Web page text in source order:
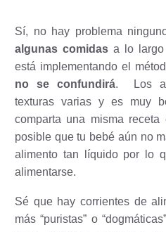
Sí, no hay problema
algunas comidas a lo
está implementando el
no se confundirá.
Los
texturas varias y es muy
comparta una misma receta
posible que tu bebé aún no
alimento tan líquido por lo
alimentarse.
Sé que hay corrientes de
más “puristas” o